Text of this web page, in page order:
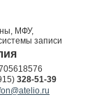
МФУ,
записи
328-51-39